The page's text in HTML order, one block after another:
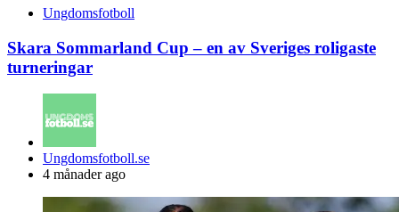
Ungdomsfotboll
Skara Sommarland Cup – en av Sveriges roligaste
turneringar
Posted
by
Ungdomsfotboll.se
4 månader ago